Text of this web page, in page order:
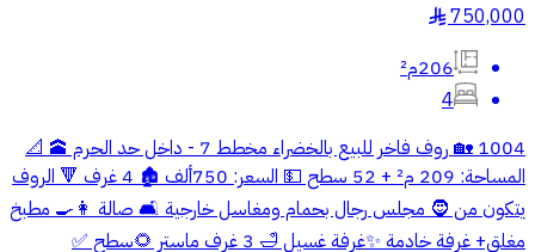
750,000
§
206م²
4
1004 🏡 روف فاخر للبيع بالخضراء مخطط 7 - داخل حد الحرم 🕋 📐
المساحة: 209 م² + 52 سطح 💵 السعر: 750ألف 🏚️ 4 غرف 🔻 الروف
يتكون من 🧔 مجلس رجال بحمام ومغاسل خارجية 🛋️ صالة 👩‍🍳 مطبخ
مغلق+ غرفة خادمة ✨غرفة غسيل 🛁 3 غرف ماستر 🌻سطح ✅